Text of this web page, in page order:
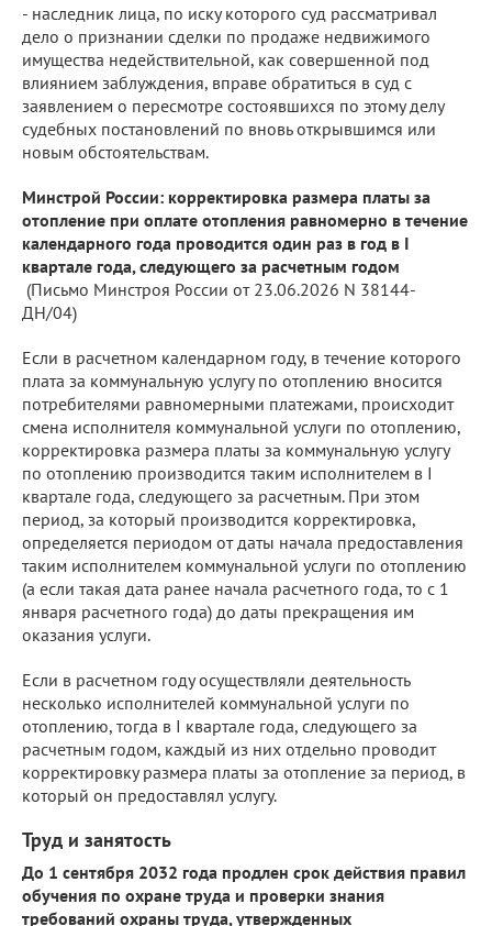
- наследник лица, по иску которого суд рассматривал
дело о признании сделки по продаже недвижимого
имущества недействительной, как совершенной под
влиянием заблуждения, вправе обратиться в суд с
заявлением о пересмотре состоявшихся по этому делу
судебных постановлений по вновь открывшимся или
новым обстоятельствам.
Минстрой России: корректировка размера платы за
отопление при оплате отопления равномерно в течение
календарного года проводится один раз в год в I
квартале года, следующего за расчетным годом
(Письмо Минстроя России от 23.06.2026 N 38144-
ДН/04)
Если в расчетном календарном году, в течение которого
плата за коммунальную услугу по отоплению вносится
потребителями равномерными платежами, происходит
смена исполнителя коммунальной услуги по отоплению,
корректировка размера платы за коммунальную услугу
по отоплению производится таким исполнителем в I
квартале года, следующего за расчетным. При этом
период, за который производится корректировка,
определяется периодом от даты начала предоставления
таким исполнителем коммунальной услуги по отоплению
(а если такая дата ранее начала расчетного года, то с 1
января расчетного года) до даты прекращения им
оказания услуги.
Если в расчетном году осуществляли деятельность
несколько исполнителей коммунальной услуги по
отоплению, тогда в I квартале года, следующего за
расчетным годом, каждый из них отдельно проводит
корректировку размера платы за отопление за период, в
который он предоставлял услугу.
Труд и занятость
До 1 сентября 2032 года продлен срок действия правил
обучения по охране труда и проверки знания
требований охраны труда, утвержденных